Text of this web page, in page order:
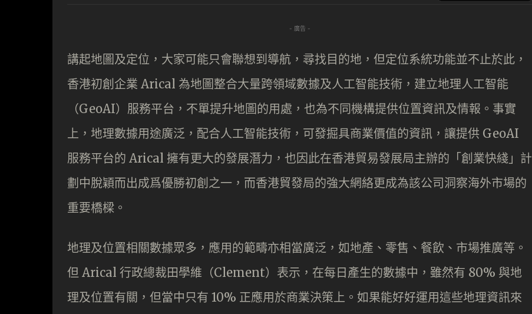
- 廣告 -
講起地圖及定位，大家可能只會聯想到導航，尋找目的地，但定位系統功能並不止於此，
香港初創企業 Arical 為地圖整合大量跨領域數據及人工智能技術，建立地理人工智能
（GeoAI）服務平台，不單提升地圖的用處，也為不同機構提供位置資訊及情報。事實
上，地理數據用途廣泛，配合人工智能技術，可發掘具商業價值的資訊，讓提供 GeoAI
服務平台的 Arical 擁有更大的發展潛力，也因此在香港貿易發展局主辦的「創業快綫」計
劃中脫穎而出成爲優勝初創之一，而香港貿發局的強大網絡更成為該公司洞察海外市場的
重要橋樑。
地理及位置相關數據眾多，應用的範疇亦相當廣泛，如地產、零售、餐飲、市場推廣等。
但 Arical 行政總裁田學維（Clement）表示，在每日產生的數據中，雖然有 80% 與地
理及位置有關，但當中只有 10% 正應用於商業決策上。如果能好好運用這些地理資訊來